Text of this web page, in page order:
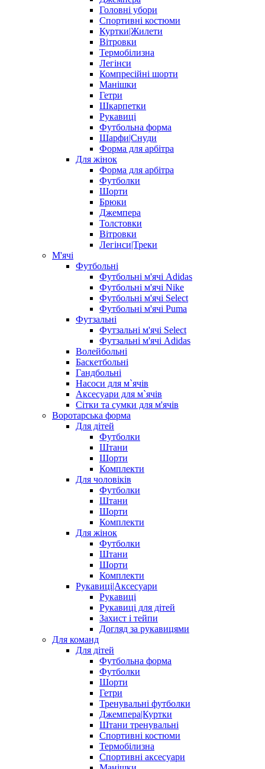
Головні убори
Спортивні костюми
Куртки|Жилети
Вітровки
Термобілизна
Легінси
Компресійні шорти
Манішки
Гетри
Шкарпетки
Рукавиці
Футбольна форма
Шарфи|Снуди
Форма для арбітра
Для жінок
Форма для арбітра
Футболки
Шорти
Брюки
Джемпера
Толстовки
Вітровки
Легінси|Треки
М'ячі
Футбольні
Футбольні м'ячі Adidas
Футбольні м'ячі Nike
Футбольні м'ячі Select
Футбольні м'ячі Puma
Футзальні
Футзальні м'ячі Select
Футзальні м'ячі Adidas
Волейбольні
Баскетбольні
Гандбольні
Насоси для м`ячів
Аксесуари для м`ячів
Сітки та сумки для м'ячів
Воротарська форма
Для дітей
Футболки
Штани
Шорти
Комплекти
Для чоловіків
Футболки
Штани
Шорти
Комплекти
Для жінок
Футболки
Штани
Шорти
Комплекти
Рукавиці|Аксесуари
Рукавиці
Рукавиці для дітей
Захист і тейпи
Догляд за рукавицями
Для команд
Для дітей
Футбольна форма
Футболки
Шорти
Гетри
Тренувальні футболки
Джемпера|Куртки
Штани тренувальні
Спортивні костюми
Термобілизна
Спортивні аксесуари